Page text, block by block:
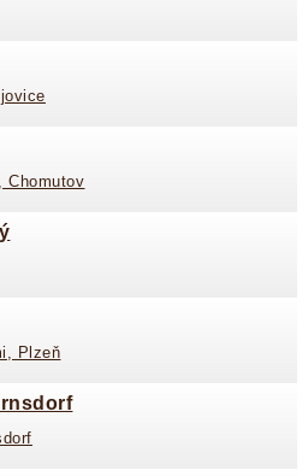
Chomutov
Plzeň